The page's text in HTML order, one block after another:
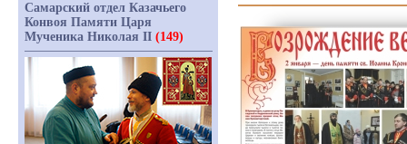
Самарский отдел Казачьего
Конвоя Памяти Царя
Мученика Николая II (149)